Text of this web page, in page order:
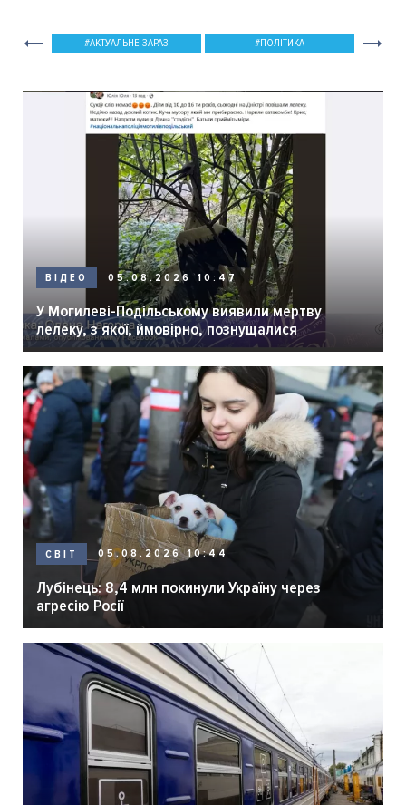
АКТУАЛЬНЕ ЗАРАЗ ПОЛІТИКА
ВІДЕО 05.08.2026 10:47
У Могилеві-Подільському виявили мертву
лелеку, з якої, ймовірно, познущалися
СВІТ 05.08.2026 10:44
Лубінець: 8,4 млн покинули Україну через
агресію Росії